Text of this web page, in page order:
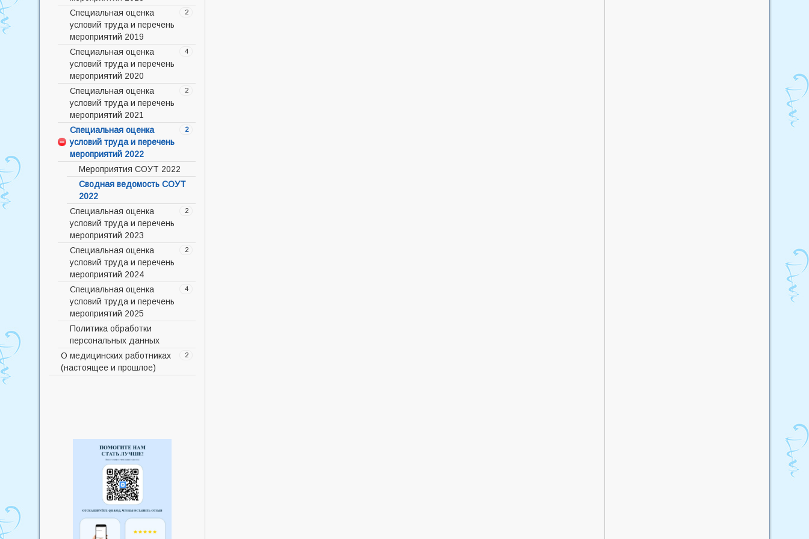
период"
Энтеровирус
Памятка для родителей
Информации для родителей
недоношенных детей или
детей с ретинопатией
недоношенных
Меры социальной поддержки
беременных женщин
ГУ- Омское региональное
отделение Фонда
социального страхования
Российской Федерации
О РОДОВОМ СЕРТИФИКАТЕ
Центр здоровья детей БУЗОО
«ОДКБ»
Программа родовых
сертификатов
Материнский капитал на
нужды ребенка-инвалида
Перечень мероприятий 2018
соут
Сводная ведомость 1 СОУТ
2018
Сводная ведомость 2 СОУТ
2018
Сводная ведомость 3 СОУТ
2018
2
Специальная оценка
условий труда и перечень
мероприятий 2019
Перечень мероприятий 2019
Сводная ведомость 2019
4
Специальная оценка
условий труда и перечень
мероприятий 2020
Перечень мероприятий 2020
Сводная ведомость 2020
Перечень рабочих мест
2020г 19р.м.
Перечень мероприятий
2020г 19р.м
2
Специальная оценка
условий труда и перечень
мероприятий 2021
Мероприятия СОУТ 2021
Сводная ведомость СОУТ
2021
2
Специальная оценка
условий труда и перечень
мероприятий 2022
Мероприятия СОУТ 2022
Cводная ведомость СОУТ
2022
2
Специальная оценка
условий труда и перечень
мероприятий 2023
Мероприятия СОУТ 2023
Cводная ведомость СОУТ
2023
2
Специальная оценка
условий труда и перечень
мероприятий 2024
План мероприятий по
улучшению условий труда
СОУТ 2024г
Сводная ведомость рабочих
мест СОУТ 2024г
4
Специальная оценка
условий труда и перечень
мероприятий 2025
Перечень мероприятий 1 р.м
Перечень мероприятий 30
р.м
Сводная ведомость 1 р.м
Политика обработки
персональных данных
2
О медицинских работниках
(настоящее и прошлое)